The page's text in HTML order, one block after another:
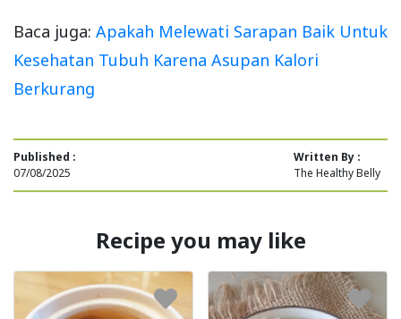
Baca juga: Apakah Melewati Sarapan Baik Untuk
Kesehatan Tubuh Karena Asupan Kalori
Berkurang
Published :
07/08/2025
Written By :
The Healthy Belly
Recipe you may like